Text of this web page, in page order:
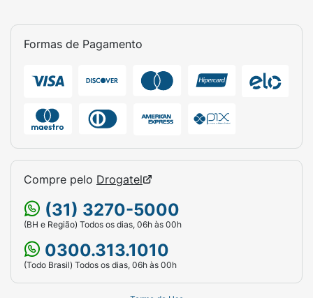
Formas de Pagamento
Compre pelo Drogatel
(31) 3270-5000
(BH e Região) Todos os dias, 06h às 00h
0300.313.1010
(Todo Brasil) Todos os dias, 06h às 00h